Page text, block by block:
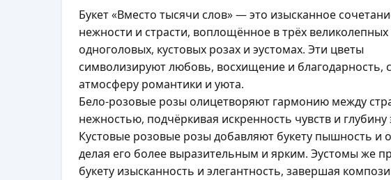
Букет «Вместо тысячи слов» — это изысканное
нежности и страсти, воплощённое в трёх великолепных
одноголовых, кустовых розах и эустомах. Эти цветы
символизируют любовь, восхищение и благодарность,
атмосферу романтики и уюта.
Бело-розовые розы олицетворяют гармонию между
нежностью, подчёркивая искренность чувств и
Кустовые розовые розы добавляют букету пышность и
делая его более выразительным и ярким. Эустомы же
букету изысканность и элегантность, завершая